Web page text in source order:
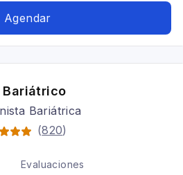
mar, nutricionista santiago,
Agendar
Bariátrico
Bariátrica
(820)
Evaluaciones